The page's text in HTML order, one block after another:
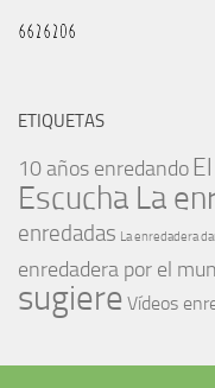
ETIQUETAS
10 años enredando
Escucha La
enredadas La enredadera
enredadera por el
sugiere Vídeos